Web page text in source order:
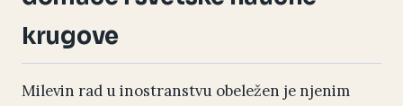
krugove
Milevin rad u inostranstvu obeležen je njenim